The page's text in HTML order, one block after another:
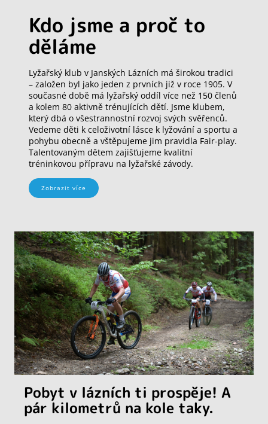
Kdo jsme a proč to
děláme
Lyžařský klub v Janských Lázních má širokou tradici
– založen byl jako jeden z prvních již v roce 1905. V
současné době má lyžařský oddíl více než 150 členů
a kolem 80 aktivně trénujících dětí. Jsme klubem,
který dbá o všestrannostní rozvoj svých svěřenců.
Vedeme děti k celoživotní lásce k lyžování a sportu a
pohybu obecně a vštěpujeme jim pravidla Fair-play.
Talentovaným dětem zajišťujeme kvalitní
tréninkovou přípravu na lyžařské závody.
Zobrazit více
Pobyt v lázních ti prospěje! A
pár kilometrů na kole taky.